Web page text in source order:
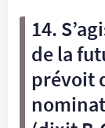
14.
de la
prévoit